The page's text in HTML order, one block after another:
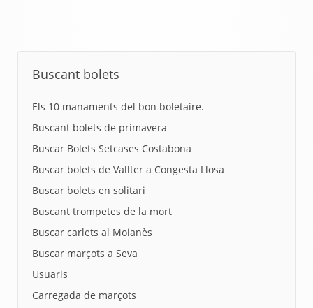
Buscant bolets
Els 10 manaments del bon boletaire.
Buscant bolets de primavera
Buscar Bolets Setcases Costabona
Buscar bolets de Vallter a Congesta Llosa
Buscar bolets en solitari
Buscant trompetes de la mort
Buscar carlets al Moianès
Buscar marçots a Seva
Usuaris
Carregada de marçots